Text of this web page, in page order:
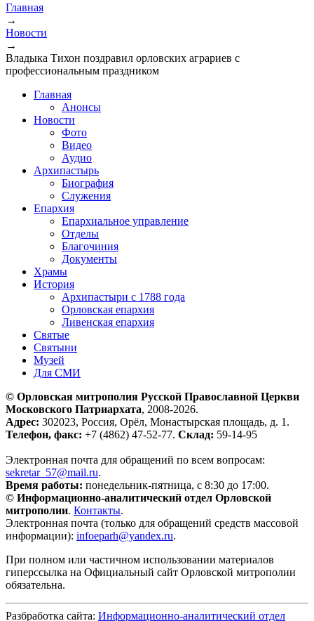
Главная
→
Новости
→
Владыка Тихон поздравил орловских аграриев с
профессиональным праздником
Главная
Анонсы
Новости
Фото
Видео
Аудио
Архипастырь
Биография
Служения
Епархия
Епархиальное управление
Отделы
Благочиния
Документы
Храмы
История
Архипастыри с 1788 года
Орловская епархия
Ливенская епархия
Святые
Святыни
Музей
Для СМИ
© Орловская митрополия Русской Православной Церкви
Московского Патриархата, 2008-2026.
Адрес: 302023, Россия, Орёл, Монастырская площадь, д. 1.
Телефон, факс: +7 (4862) 47-52-77. Склад: 59-14-95
Электронная почта для обращений по всем вопросам:
sekretar_57@mail.ru.
Время работы: понедельник-пятница, с 8:30 до 17:00.
© Информационно-аналитический отдел Орловской
митрополии. Контакты.
Электронная почта (только для обращений средств массовой
информации): infoeparh@yandex.ru.
При полном или частичном использовании материалов
гиперссылка на Официальный сайт Орловской митрополии
обязательна.
Разбработка сайта: Информационно-аналитический отдел